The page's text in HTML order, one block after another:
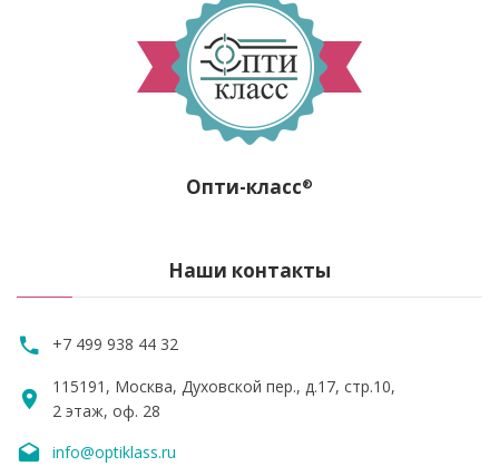
Опти-класс®
Наши контакты
+7 499 938 44 32
115191, Москва, Духовской пер., д.17, стр.10,
2 этаж, оф. 28
info@optiklass.ru